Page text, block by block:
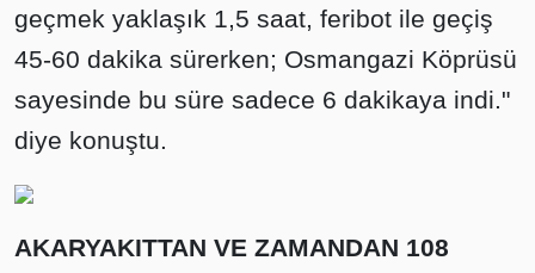
geçmek yaklaşık 1,5 saat, feribot ile geçiş
45-60 dakika sürerken; Osmangazi Köprüsü
sayesinde bu süre sadece 6 dakikaya indi."
diye konuştu.
AKARYAKITTAN VE ZAMANDAN 108